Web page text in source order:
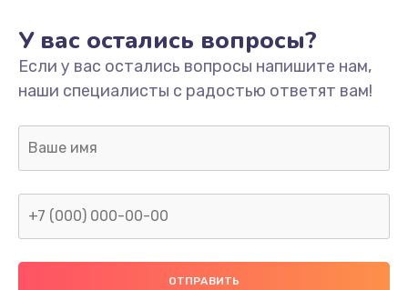
от 1000 руб.
Заказать
Замена вебкамеры
Замена USB порта
Заказать
У вас остались вопросы?
Если у вас остались вопросы напишите нам,
наши специалисты с радостью ответят вам!